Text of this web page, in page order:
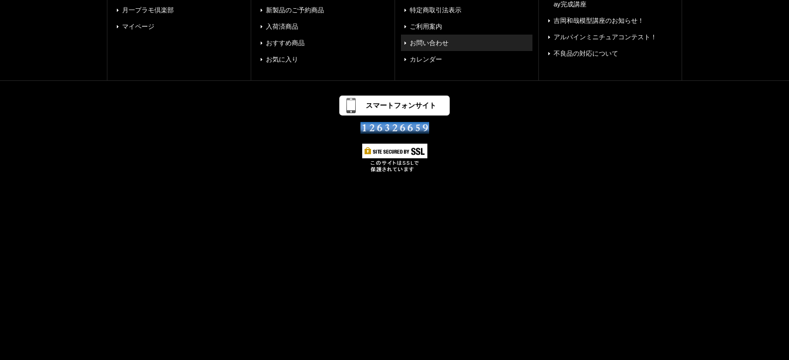
月一プラモ倶楽部
マイページ
新製品のご予約商品
入荷済商品
おすすめ商品
お気に入り
特定商取引法表示
ご利用案内
お問い合わせ
カレンダー
ay完成講座
吉岡和哉模型講座のお知らせ！
アルパインミニチュアコンテスト！
不良品の対応について
スマートフォンサイト